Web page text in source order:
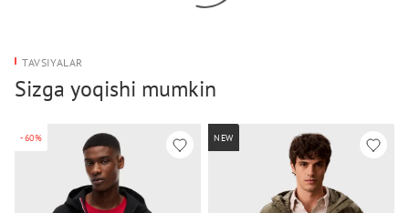
TAVSIYALAR
Sizga yoqishi mumkin
-60% NEW